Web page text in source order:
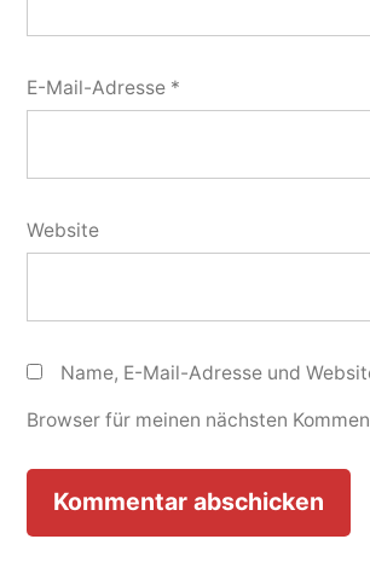
E-Mail-Adresse *
Website
Name, E-Mail-Adresse und
Browser für meinen nächsten